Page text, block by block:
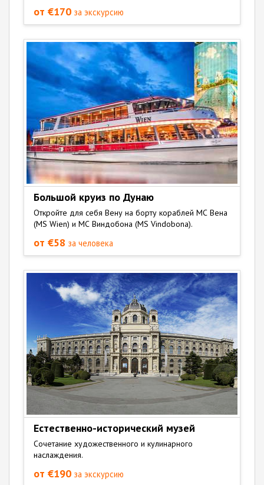
от €170 за экскурсию
Большой круиз по Дунаю
Откройте для себя Вену на борту кораблей МС Вена
(MS Wien) и МС Виндобона (MS Vindobona).
от €58 за человека
Естественно-исторический музей
Сочетание художественного и кулинарного
наслаждения.
от €190 за экскурсию